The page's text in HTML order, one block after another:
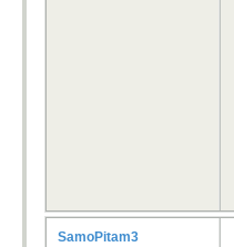
SamoPitam3